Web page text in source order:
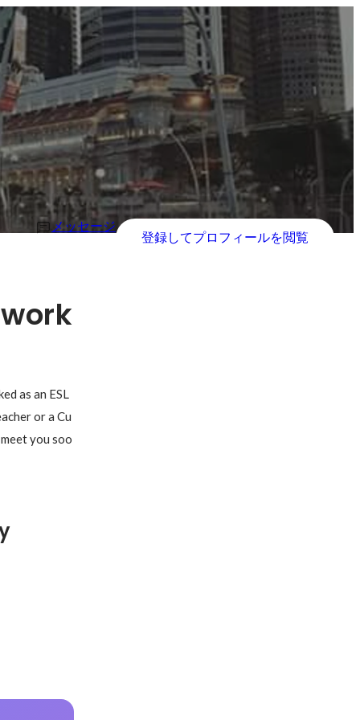
メッセージ
登録してプロフィールを閲覧
as an ESL
or a Cu
you soo